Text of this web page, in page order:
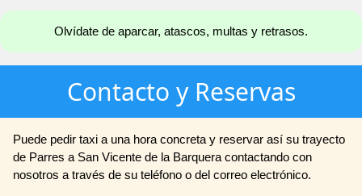
Olvídate de aparcar, atascos, multas y retrasos.
Contacto y Reservas
Puede pedir taxi a una hora concreta y reservar así su trayecto
de Parres a San Vicente de la Barquera contactando con
nosotros a través de su teléfono o del correo electrónico.